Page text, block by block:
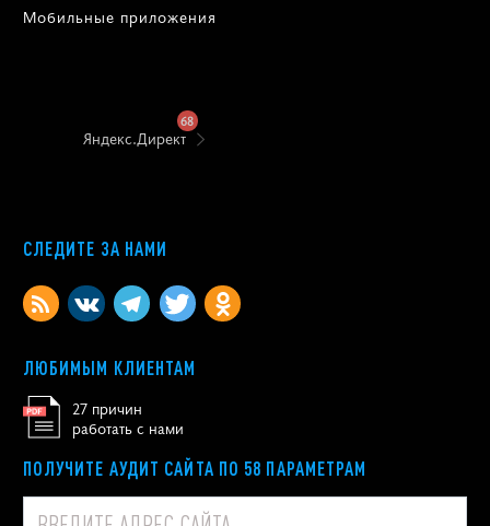
Мобильные приложения
Яндекс.Директ
68
СЛЕДИТЕ ЗА НАМИ
ЛЮБИМЫМ КЛИЕНТАМ
27 причин
работать с нами
ПОЛУЧИТЕ АУДИТ САЙТА ПО 58 ПАРАМЕТРАМ